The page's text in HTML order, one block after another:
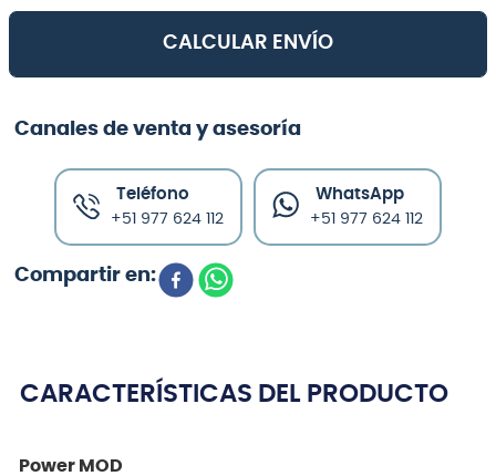
CALCULAR ENVÍO
Canales de venta y asesoría
Teléfono
+51 977 624 112
WhatsApp
+51 977 624 112
CARACTERÍSTICAS DEL PRODUCTO
Power MOD